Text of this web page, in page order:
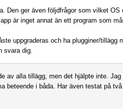
Den ger även följdfrågor som vilket OS
är inget annat än ett program som
uppgraderas och ha plugginer/tillägg
svara dig.
av alla tillägg, men det hjälpte inte. Jag
beteende i båda. Har även testat på